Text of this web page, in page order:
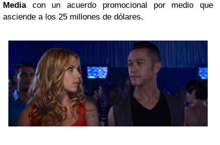
Mediacon un acuerdo promocional por medio que
asciende a los 25 millones de dólares.